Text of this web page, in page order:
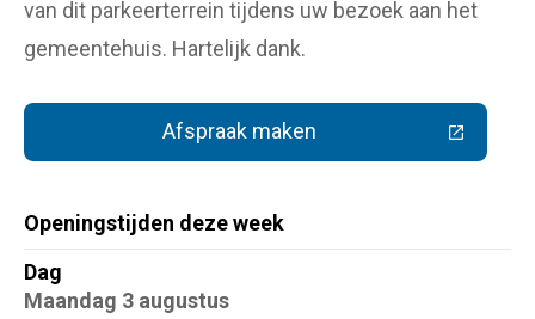
van dit parkeerterrein tijdens uw bezoek aan het
gemeentehuis. Hartelijk dank.
Afspraak maken(Deze link gaat naar een
Openingstijden deze week
Dag
Dag
Maandag 3 augustus